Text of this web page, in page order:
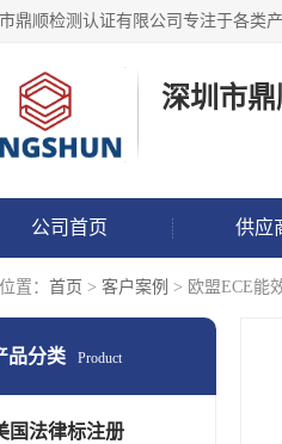
深圳市
公司首页 供应
置： 首页 > 客户案例 > 欧盟ECE能
品分类 Product
国法律标注册